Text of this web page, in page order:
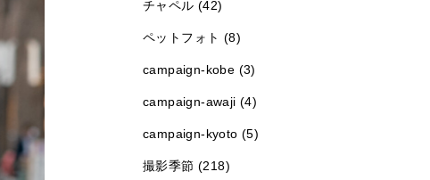
チャペル (42)
ペットフォト (8)
campaign-kobe (3)
campaign-awaji (4)
campaign-kyoto (5)
撮影季節 (218)